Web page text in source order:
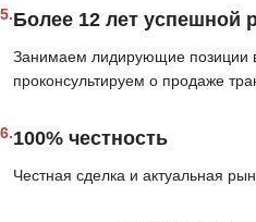
5.Более 12 лет успешной
Занимаем лидирующие позиции
проконсультируем о продаже
6.100% честность
Честная сделка и актуальная